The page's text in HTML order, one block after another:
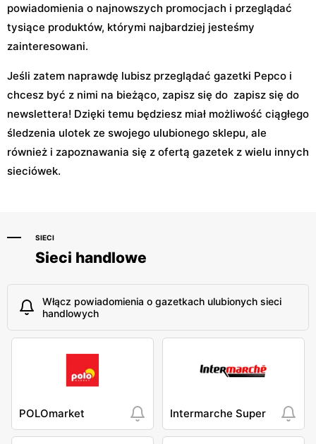
powiadomienia o najnowszych promocjach i przeglądać
tysiące produktów, którymi najbardziej jesteśmy
zainteresowani.
Jeśli zatem naprawdę lubisz przeglądać gazetki Pepco i
chcesz być z nimi na bieżąco, zapisz się do zapisz się do
newslettera! Dzięki temu będziesz miał możliwość ciągłego
śledzenia ulotek ze swojego ulubionego sklepu, ale
również i zapoznawania się z ofertą gazetek z wielu innych
sieciówek.
SIECI
Sieci handlowe
Włącz powiadomienia o gazetkach ulubionych sieci
handlowych
POLOmarket Intermarche Super